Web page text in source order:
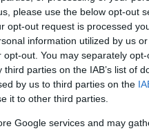
please use the below opt-out
opt-out request is processed
information utilized by us
out. You may separately
parties on the IAB’s list of
by us to third parties on the
it to other third parties.
Google services and may
aki sosem teljesedhetett
hogy francia nyelvű
Magyarországon az